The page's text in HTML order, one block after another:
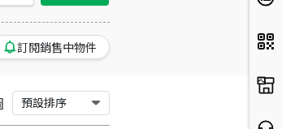
訂閱銷售中物件
預設排序